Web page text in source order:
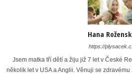
Hana
https://
Jsem matka tří dětí a žiju již 7 let v České
několik let v USA a Anglii. Věnuji se